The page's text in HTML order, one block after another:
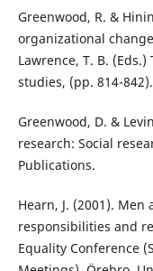
Greenwood, R. &
organizational
Lawrence, T. B.
studies, (pp. 814-
Greenwood, D. &
research: Social
Publications.
Hearn, J. (2001).
responsibilities and
Equality Conference